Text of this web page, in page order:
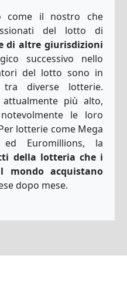
come il nostro che
del lotto di
di altre giurisdizioni
successivo nello
del lotto sono in
diverse lotterie.
più alto,
le loro
lotterie come Mega
ed Euromillions, la
della lotteria che i
acquistano
dopo mese.